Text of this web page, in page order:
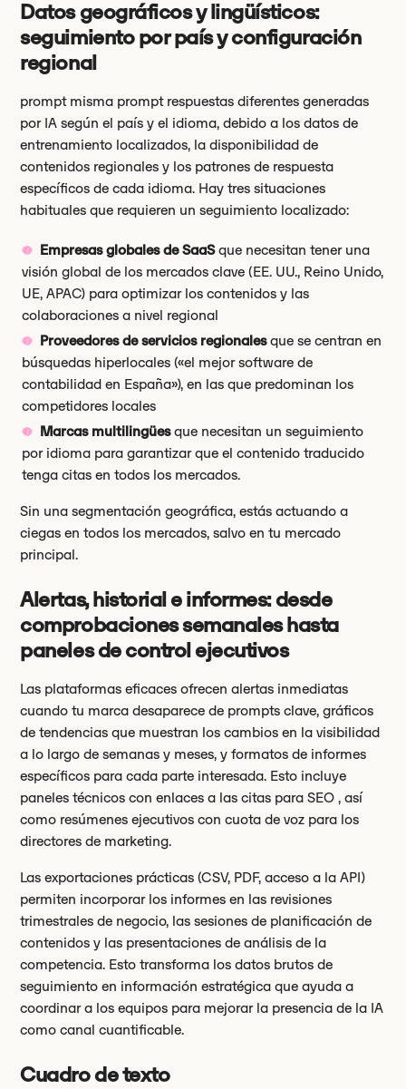
Datos geográficos y lingüísticos:
seguimiento por país y configuración
regional
prompt misma prompt respuestas diferentes generadas
por IA según el país y el idioma, debido a los datos de
entrenamiento localizados, la disponibilidad de
contenidos regionales y los patrones de respuesta
específicos de cada idioma. Hay tres situaciones
habituales que requieren un seguimiento localizado:
Empresas globales de SaaSque necesitan tener una
visión global de los mercados clave (EE. UU., Reino Unido,
UE, APAC) para optimizar los contenidos y las
colaboraciones a nivel regional
Proveedores de servicios regionalesque se centran en
búsquedas hiperlocales («el mejor software de
contabilidad en España»), en las que predominan los
competidores locales
Marcas multilingüesque necesitan un seguimiento
por idioma para garantizar que el contenido traducido
tenga citas en todos los mercados.
Sin una segmentación geográfica, estás actuando a
ciegas en todos los mercados, salvo en tu mercado
principal.
Alertas, historial e informes: desde
comprobaciones semanales hasta
paneles de control ejecutivos
Las plataformas eficaces ofrecen alertas inmediatas
cuando tu marca desaparece de prompts clave, gráficos
de tendencias que muestran los cambios en la visibilidad
a lo largo de semanas y meses, y formatos de informes
específicos para cada parte interesada. Esto incluye
paneles técnicos con enlaces a las citas para SEO , así
como resúmenes ejecutivos con cuota de voz para los
directores de marketing.
Las exportaciones prácticas (CSV, PDF, acceso a la API)
permiten incorporar los informes en las revisiones
trimestrales de negocio, las sesiones de planificación de
contenidos y las presentaciones de análisis de la
competencia. Esto transforma los datos brutos de
seguimiento en información estratégica que ayuda a
coordinar a los equipos para mejorar la presencia de la IA
como canal cuantificable.
Cuadro de texto